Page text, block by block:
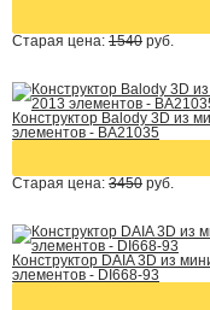
Старая цена: 1540 руб.
Конструктор Balody 3D из
элементов - BA21035
Старая цена: 3450 руб.
Конструктор DAIA 3D из
элементов - DI668-93